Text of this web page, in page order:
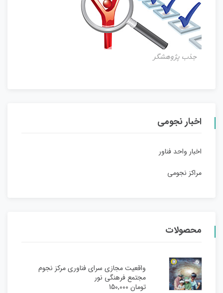
جذب پژوهشگر
اخبار نجومی
اخبار واحد فناور
مراکز نجومی
محصولات
واقعیت مجازی سرای فناوری مرکز نجوم
مجتمع فرهنگی نور
تومان150,000